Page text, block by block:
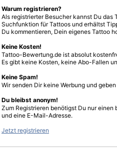
Warum registrieren?
Als registrierter Besucher kannst Du
Suchfunktion für Tattoos und erhältst
Du kommentieren, Dein eigenes Tattoo
Keine Kosten!
Tattoo-Bewertung.de ist absolut
Es gibt keine Kosten, keine Abo-Fallen
Keine Spam!
Wir senden Dir keine Werbung und
Du bleibst anonym!
Zum Registrieren benötigst Du nur einen
und eine E-Mail-Adresse.
Jetzt registrieren